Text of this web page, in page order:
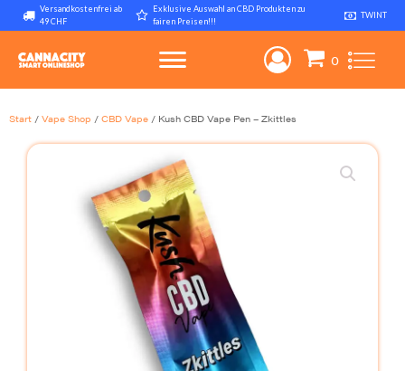
Versandkostenfrei ab
49 CHF
Exklusive Auswahl an CBD Produkten zu
fairen Preisen!!!
TWINT
Start / Vape Shop / CBD Vape / Kush CBD Vape Pen – Zkittles